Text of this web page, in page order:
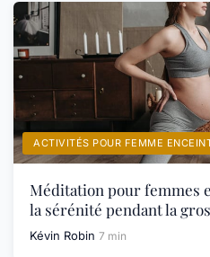
ACTIVITÉS POUR FEMME
Méditation pour femmes
la sérénité pendant la
Kévin Robin 7 min